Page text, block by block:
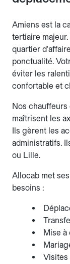
Amiens est la
tertiaire
quartier
ponctualité.
éviter les
confortable et
Nos
maîtrisent les
Ils gèrent les
administratifs.
ou Lille.
Allocab met
besoins :
Mise à
Visites